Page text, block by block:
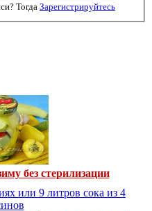
Тогда Зарегистрируйтесь
без стерилизации